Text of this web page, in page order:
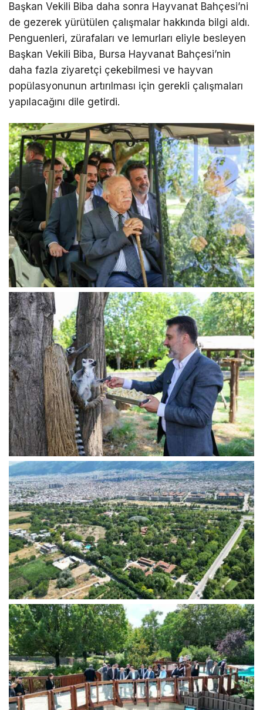
Başkan Vekili Biba daha sonra Hayvanat Bahçesi’ni
de gezerek yürütülen çalışmalar hakkında bilgi aldı.
Penguenleri, zürafaları ve lemurları eliyle besleyen
Başkan Vekili Biba, Bursa Hayvanat Bahçesi’nin
daha fazla ziyaretçi çekebilmesi ve hayvan
popülasyonunun artırılması için gerekli çalışmaları
yapılacağını dile getirdi.